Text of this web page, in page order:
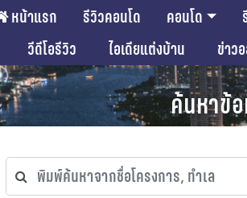
หน้าแรก รีวิวคอนโด คอนโด
วีดีโอรีวิว
ไอเดียแต่งบ้าน ข่าว
ค้นหาข้
พิมพ์ค้นหาจากชื่อโครงการ, ทำเล